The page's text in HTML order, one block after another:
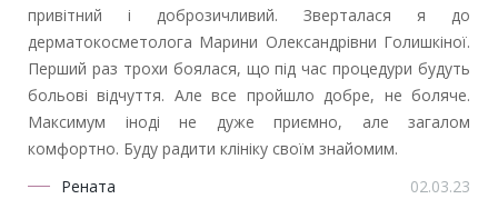
привітний і доброзичливий. Зверталася я до
дерматокосметолога Марини Олександрівни Голишкіної.
Перший раз трохи боялася, що під час процедури будуть
больові відчуття. Але все пройшло добре, не боляче.
Максимум іноді не дуже приємно, але загалом
комфортно. Буду радити клініку своїм знайомим.
Рената
02.03.23